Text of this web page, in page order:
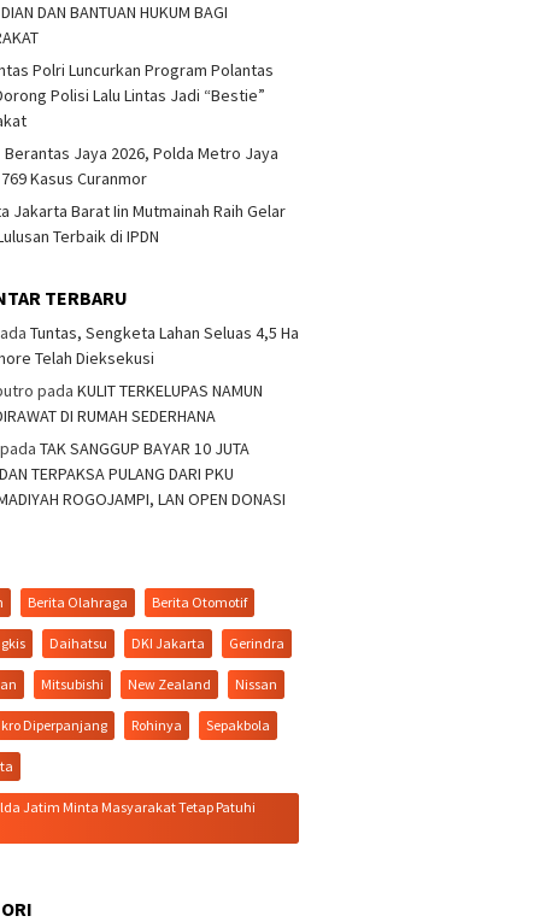
DAN BANTUAN HUKUM BAGI
Polri Luncurkan Program Polantas
Polisi Lalu Lintas Jadi “Bestie”
Jaya 2026, Polda Metro Jaya
Kasus Curanmor
Jakarta Barat Iin Mutmainah Raih Gelar
Terbaik di IPDN
TERBARU
Tuntas, Sengketa Lahan Seluas 4,5 Ha
Telah Dieksekusi
padaKULIT TERKELUPAS NAMUN
DI RUMAH SEDERHANA
TAK SANGGUP BAYAR 10 JUTA
TERPAKSA PULANG DARI PKU
ROGOJAMPI, LAN OPEN DONASI
Berita Olahraga Berita Otomotif
Daihatsu DKI Jakarta Gerindra
Mitsubishi New Zealand Nissan
Diperpanjang Rohinya Sepakbola
Jatim Minta Masyarakat Tetap Patuhi